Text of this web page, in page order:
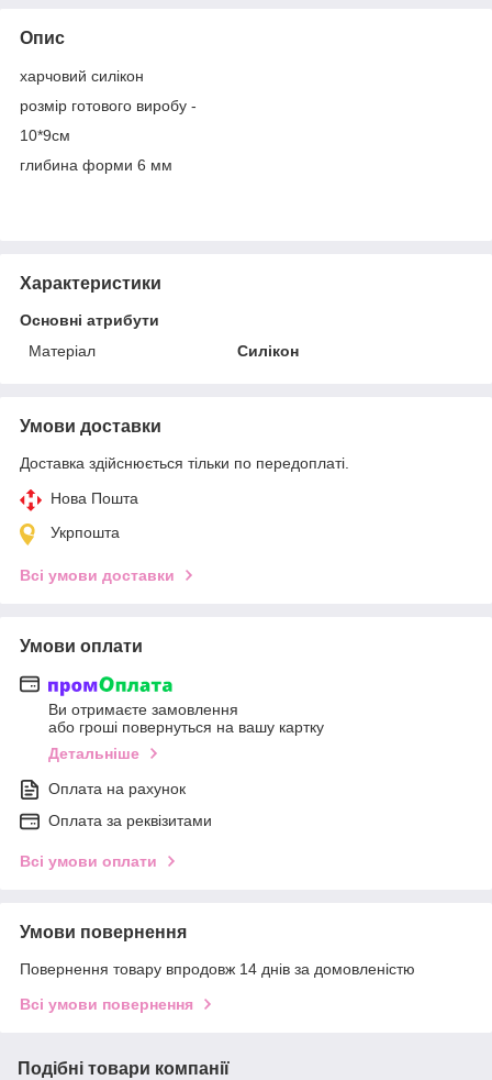
Опис
харчовий силікон
розмір готового виробу -
10*9см
глибина форми 6 мм
Характеристики
Основні атрибути
Матеріал
Силікон
Умови доставки
Доставка здійснюється тільки по передоплаті.
Нова Пошта
Укрпошта
Всі умови доставки
Умови оплати
Ви отримаєте замовлення
або гроші повернуться на вашу картку
Детальніше
Оплата на рахунок
Оплата за реквізитами
Всі умови оплати
Умови повернення
Повернення товару впродовж 14 днів за домовленістю
Всі умови повернення
Подібні товари компанії